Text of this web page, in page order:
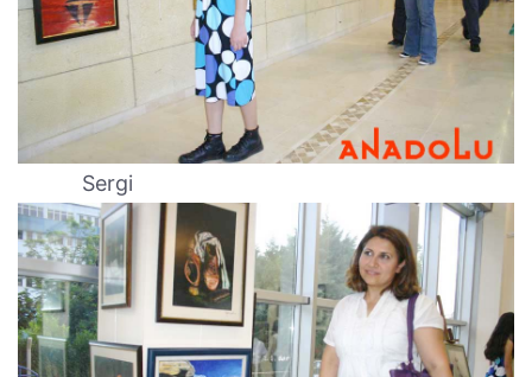
Sergi